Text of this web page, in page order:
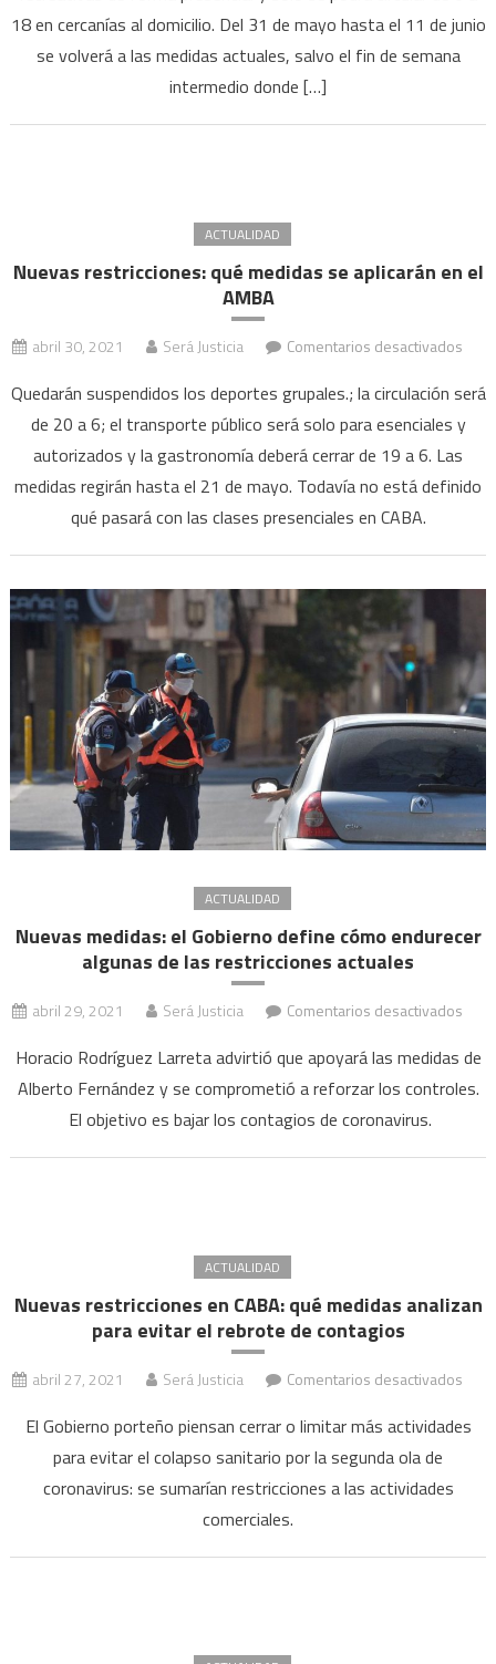
nuevo
confinamiento
estricto:
18 en cercanías al domicilio. Del 31 de mayo hasta el 11 de junio
se volverá a las medidas actuales, salvo el fin de semana
intermedio donde […]
ACTUALIDAD
Nuevas restricciones: qué medidas se aplicarán en el
AMBA
abril 30, 2021 Será Justicia Comentarios desactivadosen
qué
se
Quedarán suspendidos los deportes grupales.; la circulación será
de 20 a 6; el transporte público será solo para esenciales y
autorizados y la gastronomía deberá cerrar de 19 a 6. Las
medidas regirán hasta el 21 de mayo. Todavía no está definido
qué pasará con las clases presenciales en CABA.
ACTUALIDAD
Nuevas medidas: el Gobierno define cómo endurecer
algunas de las restricciones actuales
abril 29, 2021 Será Justicia Comentarios desactivadosen
el
Horacio Rodríguez Larreta advirtió que apoyará las medidas de
Alberto Fernández y se comprometió a reforzar los controles.
El objetivo es bajar los contagios de coronavirus.
ACTUALIDAD
Nuevas restricciones en CABA: qué medidas analizan
para evitar el rebrote de contagios
abril 27, 2021 Será Justicia Comentarios desactivadosen
El Gobierno porteño piensan cerrar o limitar más actividades
para evitar el colapso sanitario por la segunda ola de
coronavirus: se sumarían restricciones a las actividades
comerciales.